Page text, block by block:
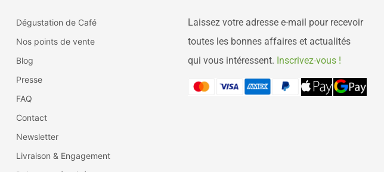
Dégustation de Café
Nos points de vente
Blog
Presse
FAQ
Contact
Newsletter
Livraison & Engagement
Laissez votre adresse e-mail pour recevoir
toutes les bonnes affaires et actualités
qui vous intéressent. Inscrivez-vous !